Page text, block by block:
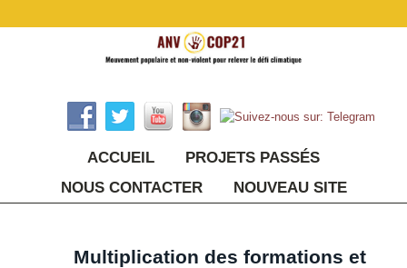
ACCUEIL
PROJETS PASSÉS
NOUS CONTACTER
NOUVEAU SITE
Multiplication des formations et